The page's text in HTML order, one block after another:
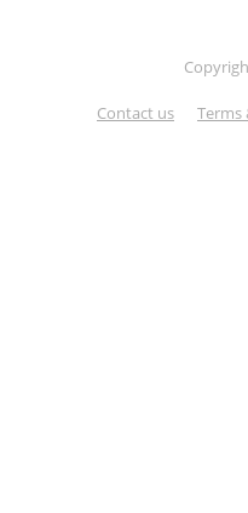
Contact us Terms